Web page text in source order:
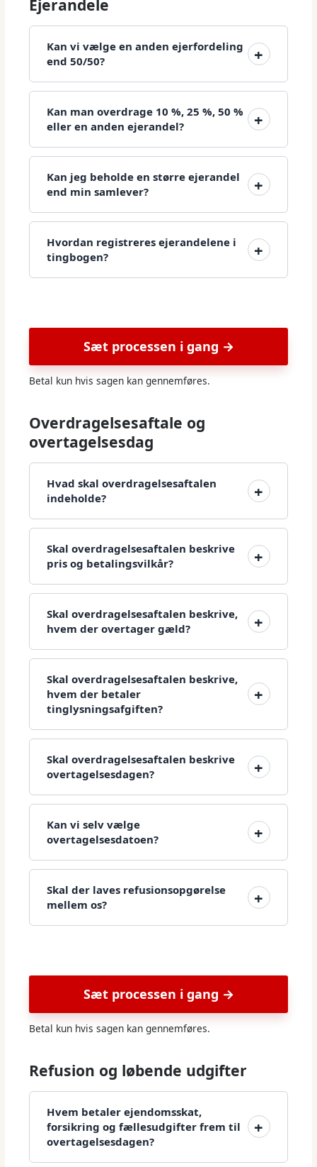
Ejerandele
Kan vi vælge en anden ejerfordeling
end 50/50?
Kan man overdrage 10 %, 25 %, 50 %
eller en anden ejerandel?
Kan jeg beholde en større ejerandel
end min samlever?
Hvordan registreres ejerandelene i
tingbogen?
Sæt processen i gang →
Betal kun hvis sagen kan gennemføres.
Overdragelsesaftale og
overtagelsesdag
Hvad skal overdragelsesaftalen
indeholde?
Skal overdragelsesaftalen beskrive
pris og betalingsvilkår?
Skal overdragelsesaftalen beskrive,
hvem der overtager gæld?
Skal overdragelsesaftalen beskrive,
hvem der betaler
tinglysningsafgiften?
Skal overdragelsesaftalen beskrive
overtagelsesdagen?
Kan vi selv vælge
overtagelsesdatoen?
Skal der laves refusionsopgørelse
mellem os?
Sæt processen i gang →
Betal kun hvis sagen kan gennemføres.
Refusion og løbende udgifter
Hvem betaler ejendomsskat,
forsikring og fællesudgifter frem til
overtagelsesdagen?